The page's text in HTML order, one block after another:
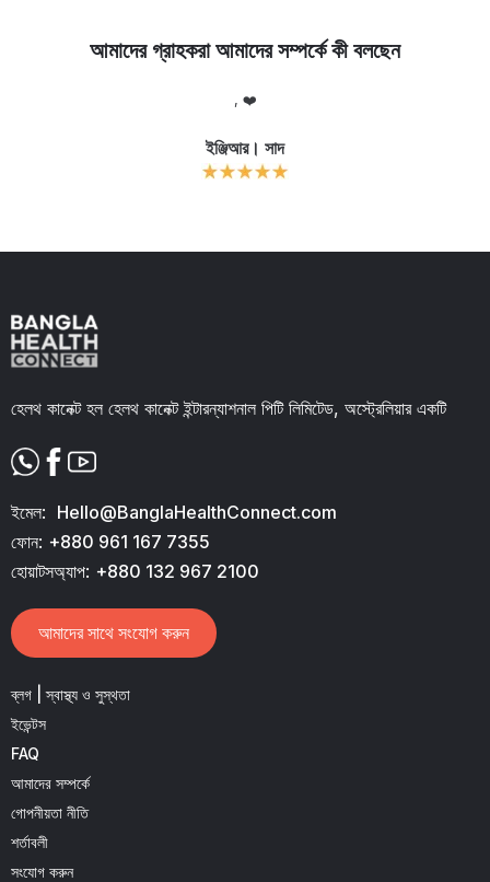
আমাদের গ্রাহকরা আমাদের সম্পর্কে কী বলছেন
, ❤️
ইঞ্জিআর। সাদ
হেলথ কানেক্ট হল হেলথ কানেক্ট ইন্টারন্যাশনাল পিটি লিমিটেড, অস্ট্রেলিয়ার একটি
ইমেল: Hello@BanglaHealthConnect.com
ফোন: +880 961 167 7355
হোয়াটসঅ্যাপ: +880 132 967 2100
আমাদের সাথে সংযোগ করুন
ব্লগ | স্বাস্থ্য ও সুস্থতা
ইভেন্টস
FAQ
আমাদের সম্পর্কে
গোপনীয়তা নীতি
শর্তাবলী
সংযোগ করুন